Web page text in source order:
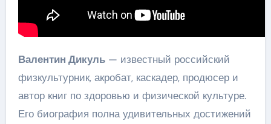
Валентин Дикуль— известный российский
физкультурник, акробат, каскадер, продюсер и
автор книг по здоровью и физической культуре.
Его биография полна удивительных достижений